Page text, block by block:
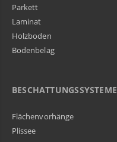
Parkett
Laminat
Holzboden
Bodenbelag
BESCHATTUNGSSYSTEME
Flächenvorhänge
Plissee